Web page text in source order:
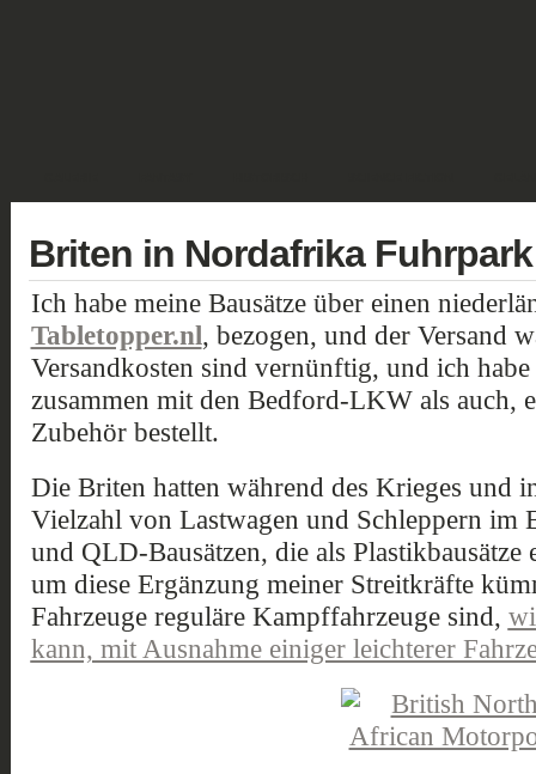
Briten in Nordafrika Fuhrpark
Ich habe meine Bausätze über einen
Tabletopper.nl, bezogen, und der Versand
Versandkosten sind vernünftig, und ich
zusammen mit den Bedford-LKW als auch,
Zubehör bestellt.
Die Briten hatten während des Krieges und
Vielzahl von Lastwagen und Schleppern im
und QLD-Bausätzen, die als
um diese Ergänzung meiner Streitkräfte
Fahrzeuge reguläre Kampffahrzeuge sind,
kann, mit Ausnahme einiger leichterer